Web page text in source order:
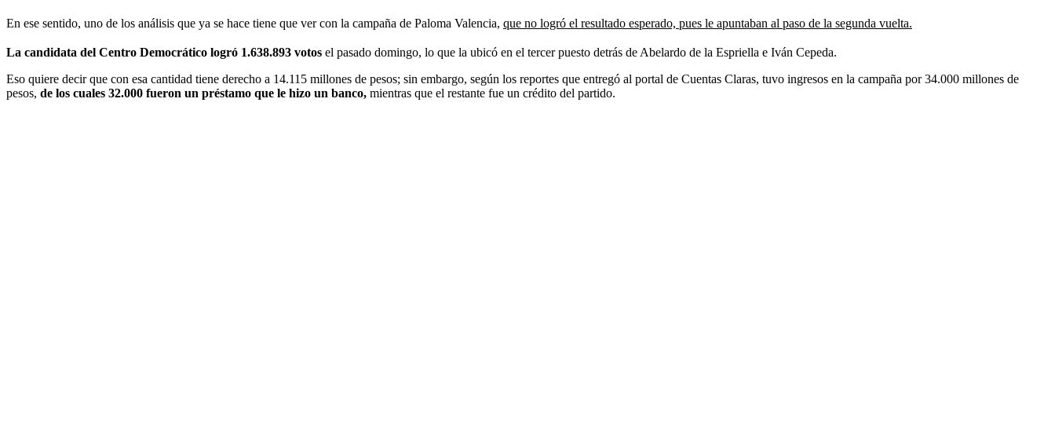
En ese sentido, uno de los análisis que ya se hace tiene que ver con la campaña de Paloma Valencia, que no logró el resultado esperado, pues le apuntaban al paso de la segunda vuelta.
La candidata del Centro Democrático logró 1.638.893 votos el pasado domingo, lo que la ubicó en el tercer puesto detrás de Abelardo de la Espriella e Iván Cepeda.
Eso quiere decir que con esa cantidad tiene derecho a 14.115 millones de pesos; sin embargo, según los reportes que entregó al portal de Cuentas Claras, tuvo ingresos en la campaña por 34.000 millones de
pesos, de los cuales 32.000 fueron un préstamo que le hizo un banco, mientras que el restante fue un crédito del partido.